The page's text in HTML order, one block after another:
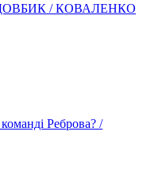
ДОВБИК / КОВАЛЕНКО
Реброва? /